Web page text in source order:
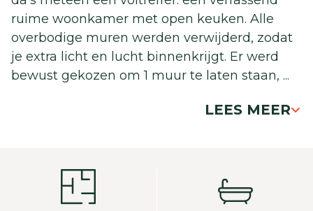
ruime woonkamer met open keuken. Alle
overbodige muren werden verwijderd, zodat
je extra licht en lucht binnenkrijgt. Er werd
bewust gekozen om 1 muur te laten staan, ...
LEES MEER